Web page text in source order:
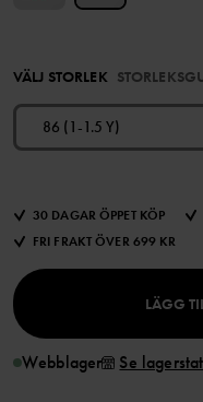
VÄLJ STORLEK
86 (1-1.5 Y)
30 DAGAR ÖPPET KÖP
FRI FRAKT ÖVER 699 KR
LÄGG
Webblager Se